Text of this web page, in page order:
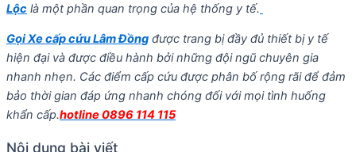
Lộc là một phần quan trọng của hệ thống y tế.
Gọi Xe cấp cứu Lâm Đồng được trang bị đầy đủ thiết bị y tế
hiện đại và được điều hành bởi những đội ngũ chuyên gia
nhanh nhẹn. Các điểm cấp cứu được phân bố rộng rãi để đảm
bảo thời gian đáp ứng nhanh chóng đối với mọi tình huống
khẩn cấp.hotline 0896 114 115
Nội dung bài viết